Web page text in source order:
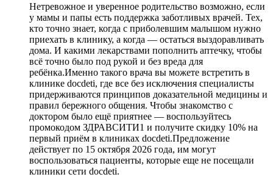
Нетревожное и уверенное родительство возможно, если
у мамы и папы есть поддержка заботливых врачей. Тех,
кто точно знает, когда с приболевшим малышом нужно
приехать в клинику, а когда — остаться выздоравливать
дома. И какими лекарствами пополнить аптечку, чтобы
всё точно было под рукой и без вреда для
ребёнка.Именно такого врача вы можете встретить в
клинике docdeti, где все без исключения специалисты
придерживаются принципов доказательной медицины и
правил бережного общения. Чтобы знакомство с
доктором было ещё приятнее — воспользуйтесь
промокодом ЗДРАВСИТИ1 и получите скидку 10% на
первый приём в клиниках docdeti.Предложение
действует по 15 октября 2026 года, им могут
воспользоваться пациенты, которые еще не посещали
клиники сети docdeti.